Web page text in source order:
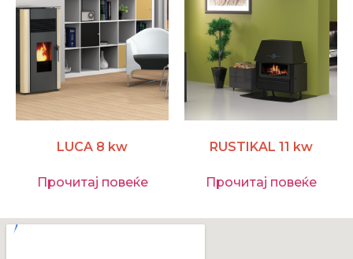
LUCA 8 kw
Прочитај повеќе
RUSTIKAL 11 kw
Прочитај повеќе